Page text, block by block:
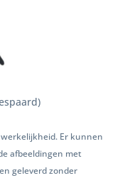
Er kunnen
afbeeldingen met
geleverd zonder